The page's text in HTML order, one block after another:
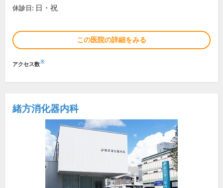
休診日: 日・祝
この医院の詳細をみる
アクセス数※
緒方消化器内科